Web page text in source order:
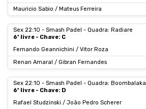
Mauricio Sabio / Mateus Ferreira
Sex 22:10 - Smash Padel - Quadra: Radiare
6ª livre - Chave: C
Fernando Geannichini / Vitor Roza
Renan Amaral / Gibran Fernandes
Sex 22:10 - Smash Padel - Quadra: Boombalaka
6ª livre - Chave: D
Rafael Studzinski / João Pedro Scherer